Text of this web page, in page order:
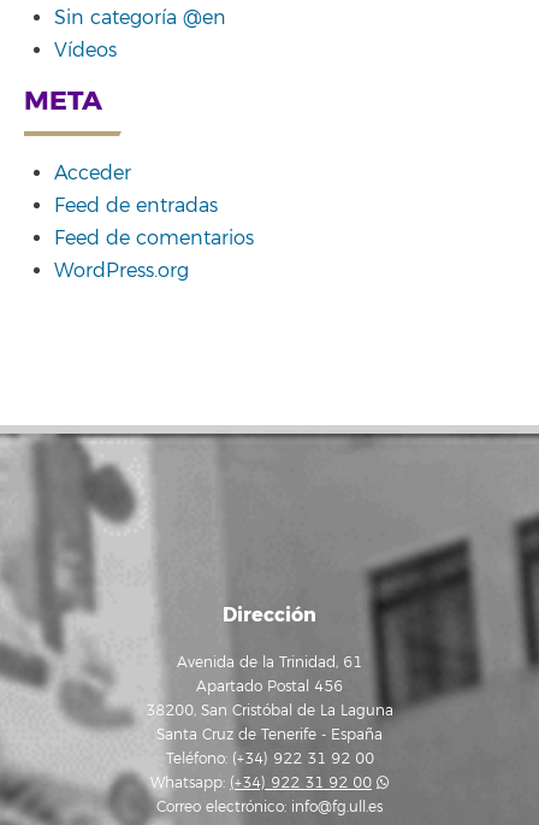
Sin categoría @en
Vídeos
META
Acceder
Feed de entradas
Feed de comentarios
WordPress.org
Dirección
Avenida de la Trinidad, 61
Apartado Postal 456
38200, San Cristóbal de La Laguna
Santa Cruz de Tenerife - España
Teléfono: (+34) 922 31 92 00
Whatsapp: (+34) 922 31 92 00
Correo electrónico: info@fg.ull.es